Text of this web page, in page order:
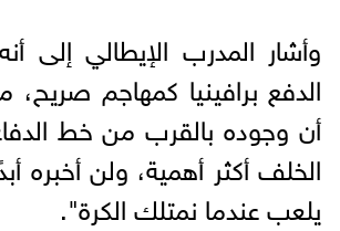
وأشار المدرب الإيطالي إلى
الدفع برافينيا كمهاجم
أن وجوده بالقرب من خط
الخلف أكثر أهمية، ولن أخبره
يلعب عندما نمتلك الكرة".